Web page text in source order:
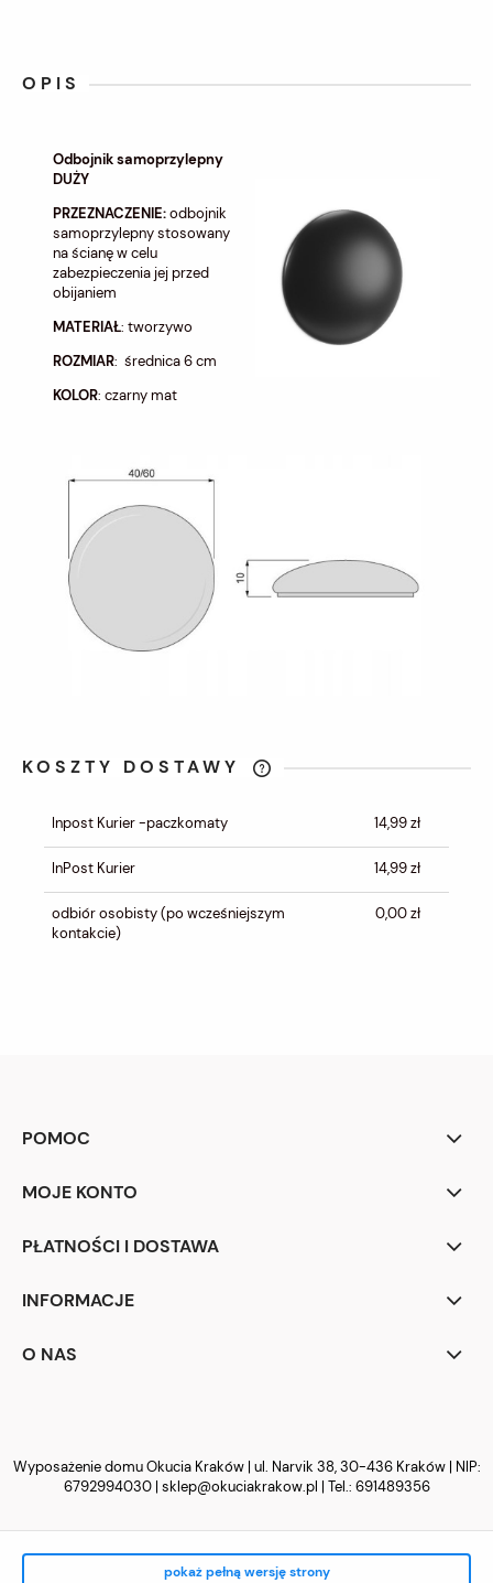
OPIS
Odbojnik samoprzylepny
DUŻY
PRZEZNACZENIE:odbojnik
samoprzylepny stosowany
na ścianę w celu
zabezpieczenia jej przed
obijaniem
MATERIAŁ: tworzywo
ROZMIAR: średnica 6 cm
KOLOR: czarny mat
KOSZTY DOSTAWY
Inpost Kurier -paczkomaty 14,99 zł
InPost Kurier 14,99 zł
odbiór osobisty(po wcześniejszym
kontakcie)
0,00 zł
POMOC
MOJE KONTO
PŁATNOŚCI I DOSTAWA
INFORMACJE
O NAS
Wyposażenie domu Okucia Kraków | ul. Narvik 38, 30-436 Kraków | NIP:
6792994030 | sklep@okuciakrakow.pl | Tel.: 691489356
pokaż pełną wersję strony